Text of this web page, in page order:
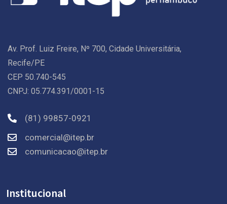
Av. Prof. Luiz Freire, Nº 700, Cidade Universitária,
Recife/PE
CEP 50.740-545
CNPJ: 05.774.391/0001-15
(81) 99857-0921
comercial@itep.br
comunicacao@itep.br
Institucional